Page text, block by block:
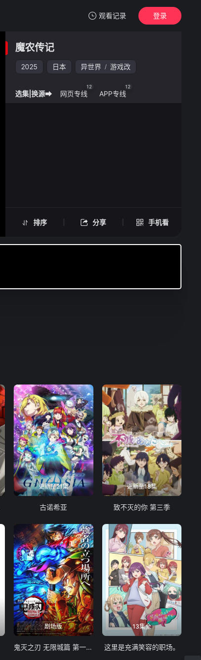
观看记录
我的观影记录
魔农传记
登录
魔农传记
2025 日本 异世界 / 游戏改
排序 分享 手机看
选集|换源➡ 网页专线
12
APP专线
12
更新至21集
古诺希亚
更新至18集
致不灭的你 第三季
剧场版
鬼灭之刃 无限城篇 第一章 猗窝座再袭
13集全
这里是充满笑容的职场。